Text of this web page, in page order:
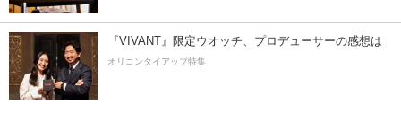
『VIVANT』限定ウオッチ、プロデューサーの感想は
オリコンタイアップ特集